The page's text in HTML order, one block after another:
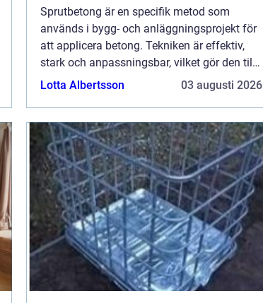
Sprutbetong är en specifik metod som
används i bygg- och anläggningsprojekt för
att applicera betong. Tekniken är effektiv,
stark och anpassningsbar, vilket gör den till
en populär lösning för många ...
Lotta Albertsson 03 augusti 2026